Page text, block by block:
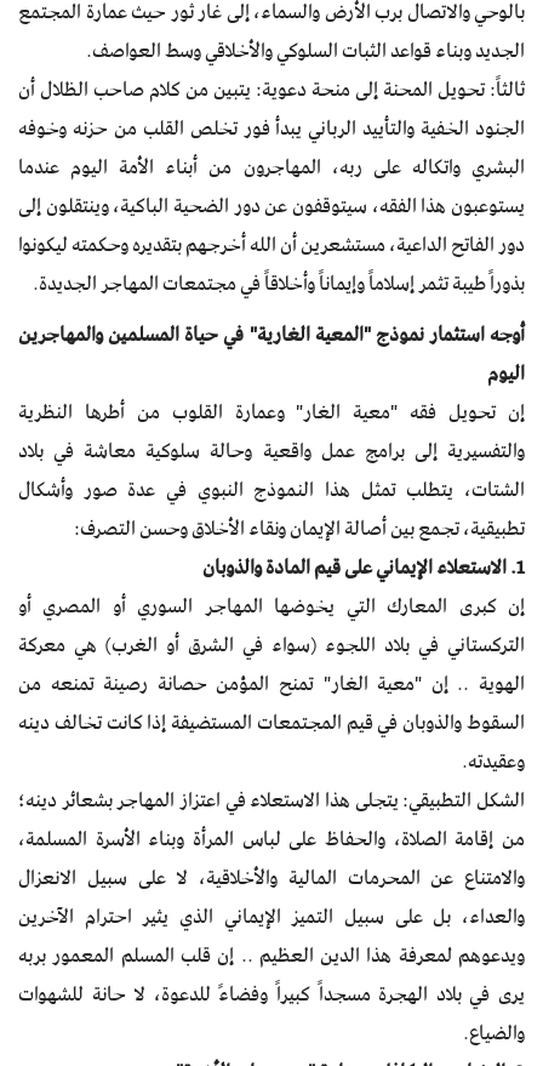
بالوحي والاتصال برب الأرض والسماء، إلى غار ثور حيث عمارة المجتمع
الجديد وبناء قواعد الثبات السلوكي والأخلاقي وسط العواصف.
ثالثاً: تحويل المحنة إلى منحة دعوية: يتبين من كلام صاحب الظلال أن
الجنود الخفية والتأييد الرباني يبدأ فور تخلص القلب من حزنه وخوفه
البشري واتكاله على ربه، المهاجرون من أبناء الأمة اليوم عندما
يستوعبون هذا الفقه، سيتوقفون عن دور الضحية الباكية، وينتقلون إلى
دور الفاتح الداعية، مستشعرين أن الله أخرجهم بتقديره وحكمته ليكونوا
بذوراً طيبة تثمر إسلاماً وإيماناً وأخلاقاً في مجتمعات المهاجر الجديدة.
أوجه استثمار نموذج "المعية الغارية" في حياة المسلمين والمهاجرين
اليوم
إن تحويل فقه "معية الغار" وعمارة القلوب من أطرها النظرية
والتفسيرية إلى برامج عمل واقعية وحالة سلوكية معاشة في بلاد
الشتات، يتطلب تمثل هذا النموذج النبوي في عدة صور وأشكال
تطبيقية، تجمع بين أصالة الإيمان ونقاء الأخلاق وحسن التصرف:
1. الاستعلاء الإيماني على قيم المادة والذوبان
إن كبرى المعارك التي يخوضها المهاجر السوري أو المصري أو
التركستاني في بلاد اللجوء (سواء في الشرق أو الغرب) هي معركة
الهوية .. إن "معية الغار" تمنح المؤمن حصانة رصينة تمنعه من
السقوط والذوبان في قيم المجتمعات المستضيفة إذا كانت تخالف دينه
وعقيدته.
الشكل التطبيقي: يتجلى هذا الاستعلاء في اعتزاز المهاجر بشعائر دينه؛
من إقامة الصلاة، والحفاظ على لباس المرأة وبناء الأسرة المسلمة،
والامتناع عن المحرمات المالية والأخلاقية، لا على سبيل الانعزال
والعداء، بل على سبيل التميز الإيماني الذي يثير احترام الآخرين
ويدعوهم لمعرفة هذا الدين العظيم .. إن قلب المسلم المعمور بربه
يرى في بلاد الهجرة مسجداً كبيراً وفضاءً للدعوة، لا حانة للشهوات
والضياع.